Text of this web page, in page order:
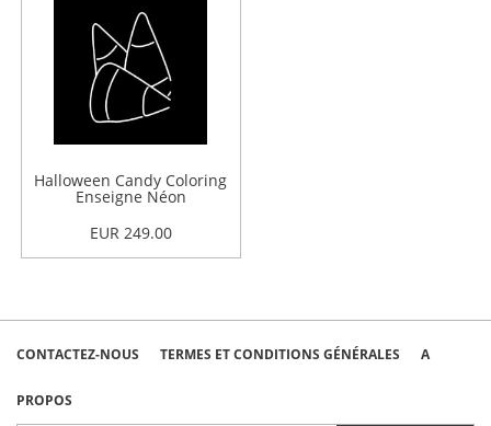
Halloween Candy Coloring
Enseigne Néon
EUR 249.00
CONTACTEZ-NOUS TERMES ET CONDITIONS GÉNÉRALES A
PROPOS